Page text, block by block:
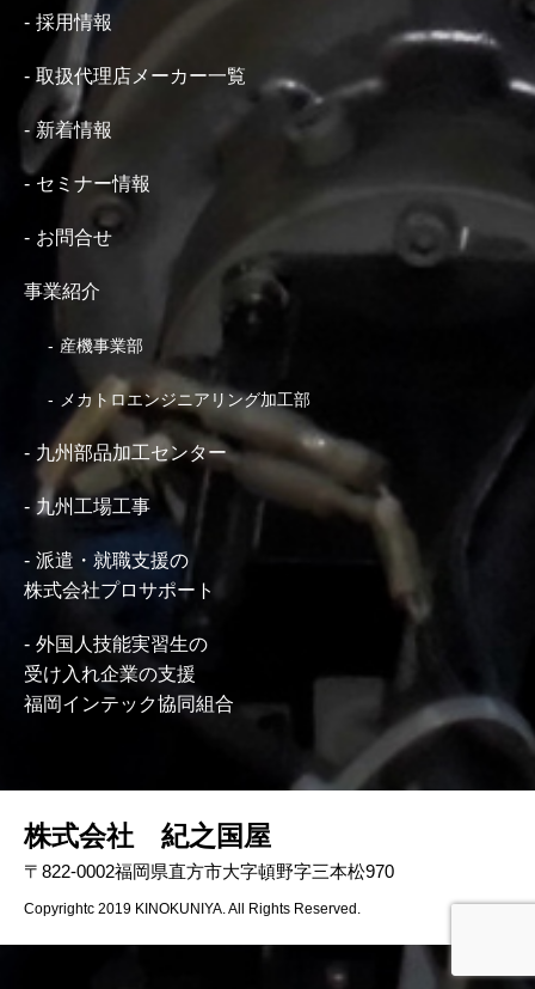
採用情報
取扱代理店メーカー一覧
新着情報
セミナー情報
お問合せ
事業紹介
産機事業部
メカトロエンジニアリング加工部
九州部品加工センター
九州工場工事
派遣・就職支援の
株式会社プロサポート
外国人技能実習生の
受け入れ企業の支援
福岡インテック協同組合
株式会社 紀之国屋
〒822-0002福岡県直方市大字頓野字三本松970
Copyrightc 2019 KINOKUNIYA. All Rights Reserved.